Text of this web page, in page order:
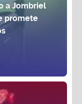
a Jombriel
promete